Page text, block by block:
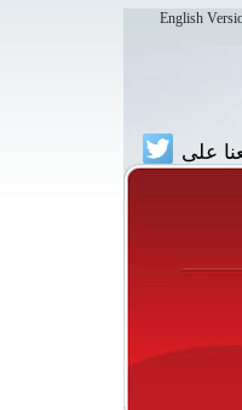
English
على